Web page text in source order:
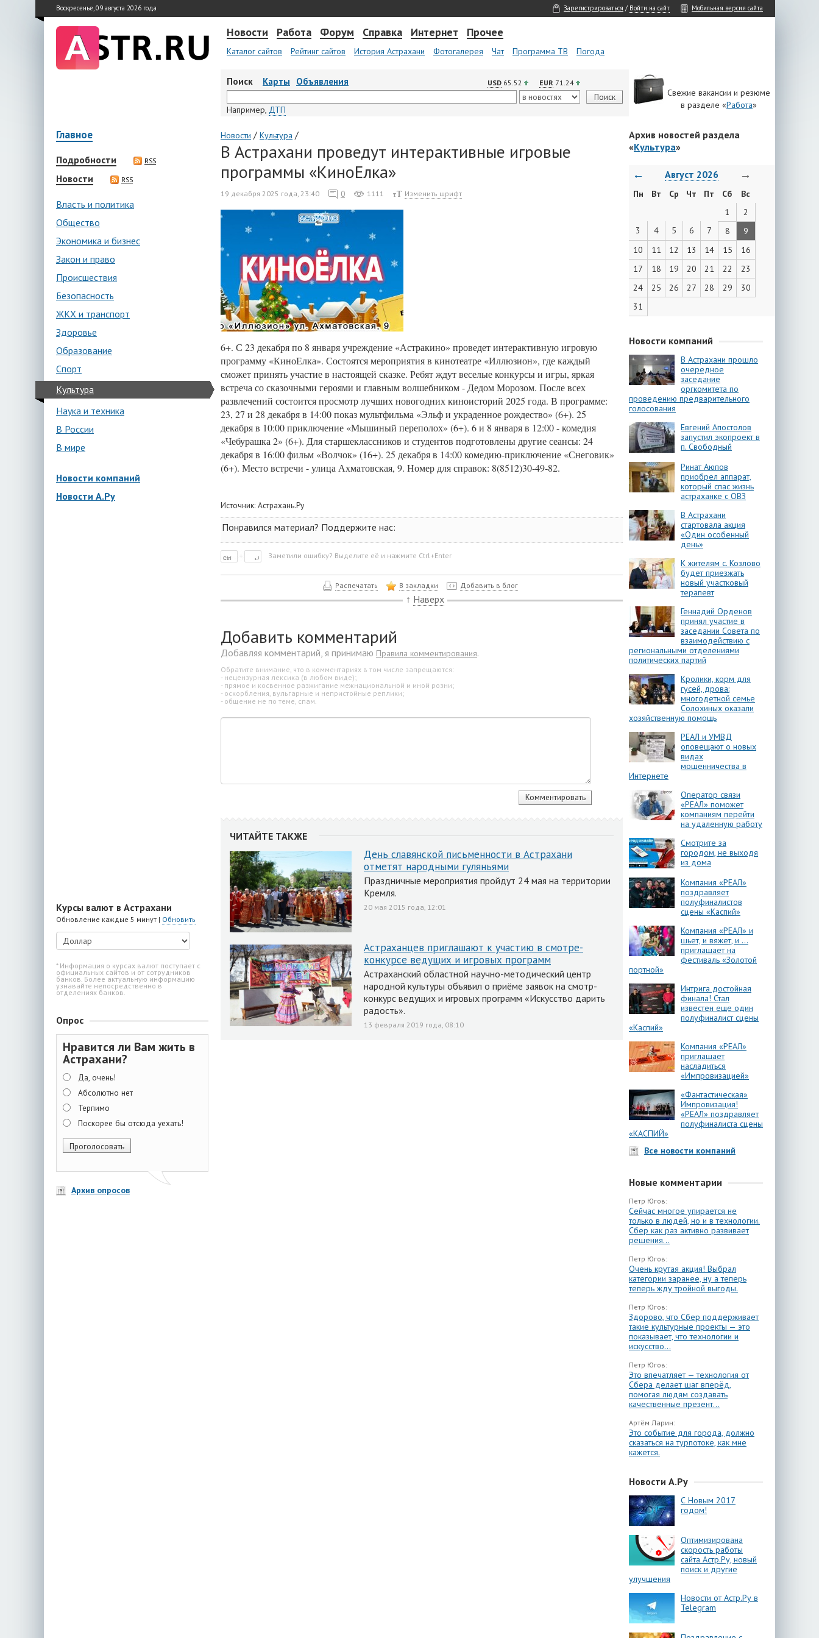
Воскресенье, 09 августа 2026 года Зарегистрироваться / Войти на сайт Мобильная версия сайта
Новости Работа Форум Справка Интернет Прочее
Каталог сайтов Рейтинг сайтов История Астрахани Фотогалерея Чат Программа ТВ Погода
Поиск Карты Объявления USD 65.52 EUR 71.24
Например, ДТП
Свежие вакансии и резюме
в разделе «Работа»
Главное
Подробности RSS
Новости RSS
Власть и политика
Общество
Экономика и бизнес
Закон и право
Происшествия
Безопасность
ЖКХ и транспорт
Здоровье
Образование
Спорт
Культура
Наука и техника
В России
В мире
Новости компаний
Новости А.Ру
Курсы валют в Астрахани
Обновление каждые 5 минут | Обновить
* Информация о курсах валют поступает с
официальных сайтов и от сотрудников
банков. Более актуальную информацию
узнавайте непосредственно в
отделениях банков.
Опрос
Нравится ли Вам жить в
Астрахани?
Да, очень!
Абсолютно нет
Терпимо
Поскорее бы отсюда уехать!
Архив опросов
Новости / Культура /
В Астрахани проведут интерактивные игровые
программы «КиноЕлка»
19 декабря 2025 года, 23:40 0 1111 Изменить шрифт
6+. С 23 декабря по 8 января учреждение «Астракино» проведет интерактивную игровую
программу «КиноЕлка». Состоятся мероприятия в кинотеатре «Иллюзион», где каждый
сможет принять участие в настоящей сказке. Ребят ждут веселые конкурсы и игры, яркая
встреча со сказочными героями и главным волшебником - Дедом Морозом. После всех
развлечений состоится просмотр лучших новогодних киноисторий 2025 года. В программе:
23, 27 и 28 декабря в 14:00 показ мультфильма «Эльф и украденное рождество» (6+). 25
декабря в 10:00 приключение «Мышиный переполох» (6+). 6 и 8 января в 12:00 - комедия
«Чебурашка 2» (6+). Для старшеклассников и студентов подготовлены другие сеансы: 24
декабря в 16:00 фильм «Волчок» (16+). 25 декабря в 14:00 комедию-приключение «Снеговик»
(6+). Место встречи - улица Ахматовская, 9. Номер для справок: 8(8512)30‐49‐82.
Источник: Астрахань.Ру
Понравился материал? Поддержите нас:
Заметили ошибку? Выделите её и нажмите Ctrl+Enter
Распечатать В закладки Добавить в блог
↑ Наверх
Добавить комментарий
Добавляя комментарий, я принимаю Правила комментирования.
Обратите внимание, что в комментариях в том числе запрещаются:
- нецензурная лексика (в любом виде);
- прямое и косвенное разжигание межнациональной и иной розни;
- оскорбления, вульгарные и непристойные реплики;
- общение не по теме, спам.
ЧИТАЙТЕ ТАКЖЕ
День славянской письменности в Астрахани
отметят народными гуляньями
Праздничные мероприятия пройдут 24 мая на территории
Кремля.
20 мая 2015 года, 12:01
Астраханцев приглашают к участию в смотре-
конкурсе ведущих и игровых программ
Астраханский областной научно-методический центр
народной культуры объявил о приёме заявок на смотр-
конкурс ведущих и игровых программ «Искусство дарить
радость».
13 февраля 2019 года, 08:10
Архив новостей раздела
«Культура»
← Август 2026 →
Пн Вт Ср Чт Пт Сб
Вс
1
2
3
4 5 6 7 8
9
10
11 12 13 14 15
16
17
18 19 20 21 22
23
24
25 26 27 28 29
30
31
Новости компаний
В Астрахани прошло
очередное
заседание
оргкомитета по
проведению предварительного
голосования
Евгений Апостолов
запустил экопроект в
п. Свободный
Ринат Аюпов
приобрел аппарат,
который спас жизнь
астраханке с ОВЗ
В Астрахани
стартовала акция
«Один особенный
день»
К жителям с. Козлово
будет приезжать
новый участковый
терапевт
Геннадий Орденов
принял участие в
заседании Совета по
взаимодействию с
региональными отделениями
политических партий
Кролики, корм для
гусей, дрова:
многодетной семье
Солохиных оказали
хозяйственную помощь
РЕАЛ и УМВД
оповещают о новых
видах
мошенничества в
Интернете
Оператор связи
«РЕАЛ» поможет
компаниям перейти
на удаленную работу
Смотрите за
городом, не выходя
из дома
Компания «РЕАЛ»
поздравляет
полуфиналистов
сцены «Каспий»
Компания «РЕАЛ» и
шьет, и вяжет, и …
приглашает на
фестиваль «Золотой
портной»
Интрига достойная
финала! Стал
известен еще один
полуфиналист сцены
«Каспий»
Компания «РЕАЛ»
приглашает
насладиться
«Импровизацией»
«Фантастическая»
Импровизация!
«РЕАЛ» поздравляет
полуфиналиста сцены
«КАСПИЙ»
Все новости компаний
Новые комментарии
Петр Югов:
Сейчас многое упирается не
только в людей, но и в технологии.
Сбер как раз активно развивает
решения...
Петр Югов:
Очень крутая акция! Выбрал
категории заранее, ну а теперь
теперь жду тройной выгоды.
Петр Югов:
Здорово, что Сбер поддерживает
такие культурные проекты — это
показывает, что технологии и
искусство...
Петр Югов:
Это впечатляет — технология от
Сбера делает шаг вперёд,
помогая людям создавать
качественные презент...
Артём Ларин:
Это событие для города, должно
сказаться на турпотоке, как мне
кажется.
Новости А.Ру
С Новым 2017
годом!
Оптимизирована
скорость работы
сайта Астр.Ру, новый
поиск и другие
улучшения
Новости от Астр.Ру в
Telegram